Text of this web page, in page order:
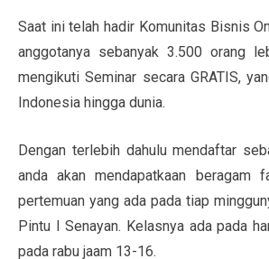
Saat ini telah hadir Komunitas Bisnis
anggotanya sebanyak 3.500 orang
mengikuti Seminar secara GRATIS,
Indonesia hingga dunia.
Dengan terlebih dahulu mendaftar
anda akan mendapatkaan
pertemuan yang ada pada tiap
Pintu I Senayan. Kelasnya ada pada
pada rabu jaam 13-16.